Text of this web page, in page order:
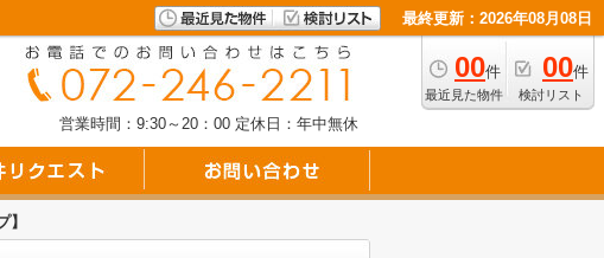
最終更新：2026年08月08日
00件
最近見た物件
00件
検討リスト
営業時間：9:30～20：00 定休日：年中無休
】